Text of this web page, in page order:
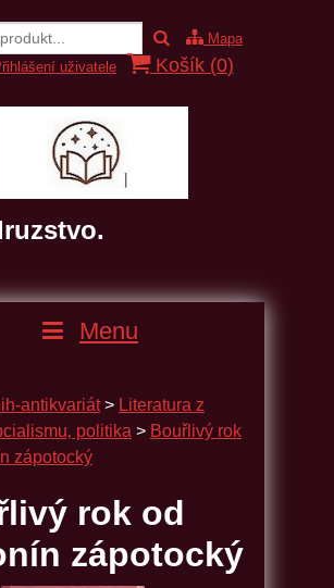
Mapa
uživatele Košík (0)
Menu
antikvariát > Literatura z
politika > Bouřlivý rok
zápotocký
rok od
zápotocký